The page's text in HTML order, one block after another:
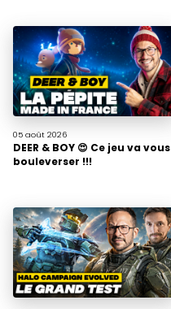
05 août 2026
DEER & BOY 😍 Ce jeu va vous
bouleverser !!!